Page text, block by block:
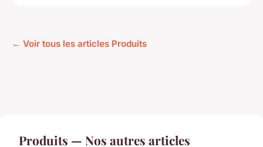
← Voir tous les articles Produits
Produits — Nos autres articles